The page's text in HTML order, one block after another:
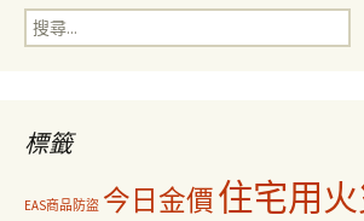
覽
搜
尋
標籤
EAS商品防盜 今日金價住宅用